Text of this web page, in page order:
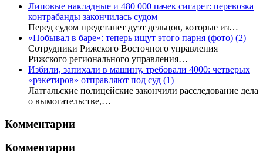
Липовые накладные и 480 000 пачек сигарет: перевозка
контрабанды закончилась судом
Перед судом предстанет дуэт дельцов, которые из…
«Побывал в баре»: теперь ищут этого парня (фото) (2)
Сотрудники Рижского Восточного управления
Рижского регионального управления…
Избили, запихали в машину, требовали 4000: четверых
«рэкетиров» отправляют под суд (1)
Латгальские полицейские закончили расследование дела
о вымогательстве,…
Комментарии
Комментарии